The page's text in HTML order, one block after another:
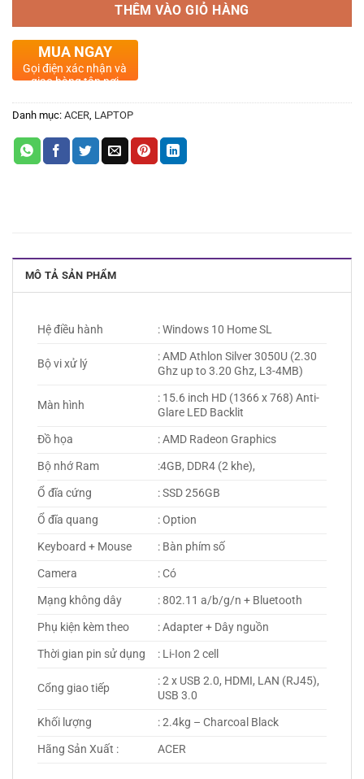
THÊM VÀO GIỎ HÀNG
MUA NGAY
Gọi điện xác nhận và
giao hàng tận nơi
Danh mục: ACER LAPTOP
MÔ TẢ SẢN PHẨM
Hệ điều hành : Windows 10 Home SL
Bộ vi xử lý
: AMD Athlon Silver 3050U (2.30
Ghz up to 3.20 Ghz, L3-4MB)
Màn hình
: 15.6 inch HD (1366 x 768) Anti-
Glare LED Backlit
Đồ họa
: AMD Radeon Graphics
Bộ nhớ Ram
:4GB, DDR4 (2 khe),
Ổ đĩa cứng
: SSD 256GB
Ổ đĩa quang
: Option
Keyboard + Mouse
: Bàn phím số
Camera
: Có
Mạng không dây
: 802.11 a/b/g/n + Bluetooth
Phụ kiện kèm theo
: Adapter + Dây nguồn
Thời gian pin sử dụng
: Li-Ion 2 cell
Cổng giao tiếp
: 2 x USB 2.0, HDMI, LAN (RJ45),
USB 3.0
Khối lượng
: 2.4kg – Charcoal Black
Hãng Sản Xuất :
ACER